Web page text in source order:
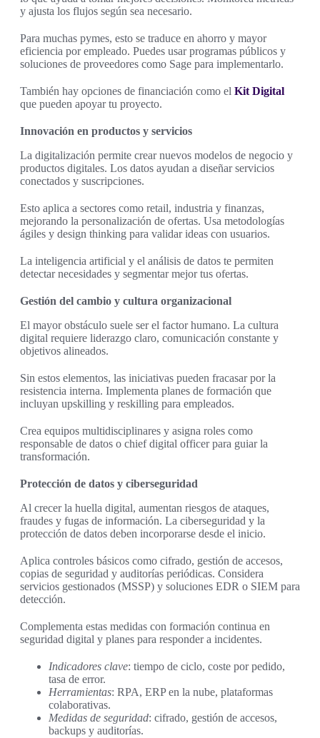
y ajusta los flujos según sea necesario.
Para muchas pymes, esto se traduce en ahorro y mayor
eficiencia por empleado. Puedes usar programas públicos y
soluciones de proveedores como Sage para implementarlo.
También hay opciones de financiación como el Kit Digital
que pueden apoyar tu proyecto.
Innovación en productos y servicios
La digitalización permite crear nuevos modelos de negocio y
productos digitales. Los datos ayudan a diseñar servicios
conectados y suscripciones.
Esto aplica a sectores como retail, industria y finanzas,
mejorando la personalización de ofertas. Usa metodologías
ágiles y design thinking para validar ideas con usuarios.
La inteligencia artificial y el análisis de datos te permiten
detectar necesidades y segmentar mejor tus ofertas.
Gestión del cambio y cultura organizacional
El mayor obstáculo suele ser el factor humano. La cultura
digital requiere liderazgo claro, comunicación constante y
objetivos alineados.
Sin estos elementos, las iniciativas pueden fracasar por la
resistencia interna. Implementa planes de formación que
incluyan upskilling y reskilling para empleados.
Crea equipos multidisciplinares y asigna roles como
responsable de datos o chief digital officer para guiar la
transformación.
Protección de datos y ciberseguridad
Al crecer la huella digital, aumentan riesgos de ataques,
fraudes y fugas de información. La ciberseguridad y la
protección de datos deben incorporarse desde el inicio.
Aplica controles básicos como cifrado, gestión de accesos,
copias de seguridad y auditorías periódicas. Considera
servicios gestionados (MSSP) y soluciones EDR o SIEM para
detección.
Complementa estas medidas con formación continua en
seguridad digital y planes para responder a incidentes.
Indicadores clave: tiempo de ciclo, coste por pedido,
tasa de error.
Herramientas: RPA, ERP en la nube, plataformas
colaborativas.
Medidas de seguridad: cifrado, gestión de accesos,
backups y auditorías.